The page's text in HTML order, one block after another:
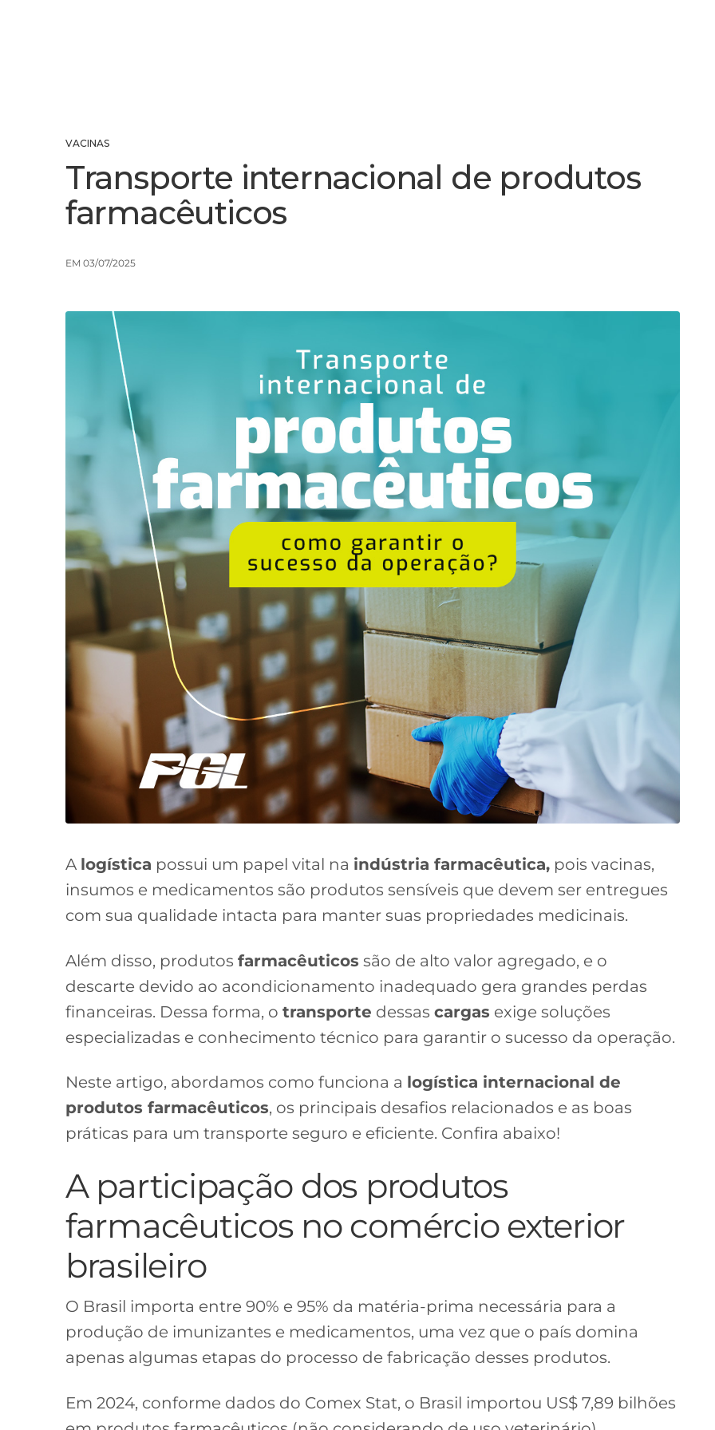
VACINAS
Transporte internacional de produtos
farmacêuticos
EM 03/07/2025
A logística possui um papel vital na indústria farmacêutica, pois vacinas,
insumos e medicamentos são produtos sensíveis que devem ser entregues
com sua qualidade intacta para manter suas propriedades medicinais.
Além disso, produtos farmacêuticos são de alto valor agregado, e o
descarte devido ao acondicionamento inadequado gera grandes perdas
financeiras. Dessa forma, o transporte dessascargas exige soluções
especializadas e conhecimento técnico para garantir o sucesso da operação.
Neste artigo, abordamos como funciona a logística internacional de
produtos farmacêuticos, os principais desafios relacionados e as boas
práticas para um transporte seguro e eficiente. Confira abaixo!
A participação dos produtos
farmacêuticos no comércio exterior
brasileiro
O Brasil importa entre 90% e 95% da matéria-prima necessária para a
produção de imunizantes e medicamentos, uma vez que o país domina
apenas algumas etapas do processo de fabricação desses produtos.
Em 2024, conforme dados do Comex Stat, o Brasil importou US$ 7,89 bilhões